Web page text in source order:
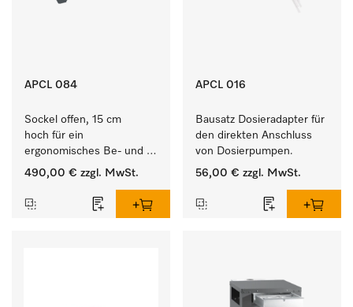
APCL 084
Sockel offen, 15 cm
hoch für ein
ergonomisches Be- und
Entladen von
Trockner.
490,00 € zzgl. MwSt.
APCL 016
Bausatz Dosieradapter für
den direkten Anschluss
von Dosierpumpen.
56,00 € zzgl. MwSt.